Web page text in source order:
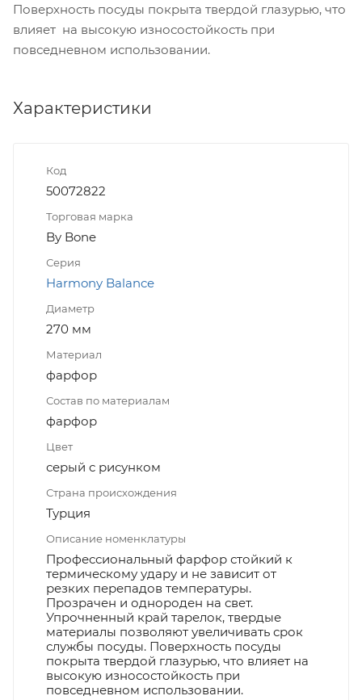
Поверхность посуды покрыта твердой глазурью, что
влияет на высокую износостойкость при
повседневном использовании.
Характеристики
Код
50072822
Торговая марка
By Bone
Серия
Harmony Balance
Диаметр
270 мм
Материал
фарфор
Состав по материалам
фарфор
Цвет
серый с рисунком
Страна происхождения
Турция
Описание номенклатуры
Профессиональный фарфор стойкий к
термическому удару и не зависит от
резких перепадов температуры.
Прозрачен и однороден на свет.
Упрочненный край тарелок, твердые
материалы позволяют увеличивать срок
службы посуды. Поверхность посуды
покрыта твердой глазурью, что влияет на
высокую износостойкость при
повседневном использовании.